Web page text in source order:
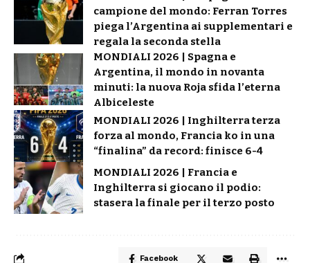
campione del mondo: Ferran Torres
piega l’Argentina ai supplementari e
regala la seconda stella
MONDIALI 2026 | Spagna e
Argentina, il mondo in novanta
minuti: la nuova Roja sfida l’eterna
Albiceleste
MONDIALI 2026 | Inghilterra terza
forza al mondo, Francia ko in una
“finalina” da record: finisce 6-4
MONDIALI 2026 | Francia e
Inghilterra si giocano il podio:
stasera la finale per il terzo posto
Facebook